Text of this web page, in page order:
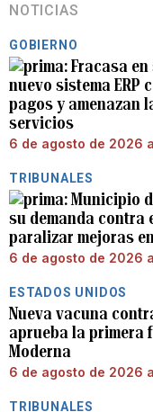
NOTICIAS
GOBIERNO
Fracasa
nuevo sistema ERP
pagos y amenazan
servicios
6 de agosto de 2026 a
TRIBUNALES
Municipio
su demanda contra
paralizar mejoras
6 de agosto de 2026 a
ESTADOS UNIDOS
Nueva vacuna
aprueba la primera
Moderna
6 de agosto de 2026
TRIBUNALES